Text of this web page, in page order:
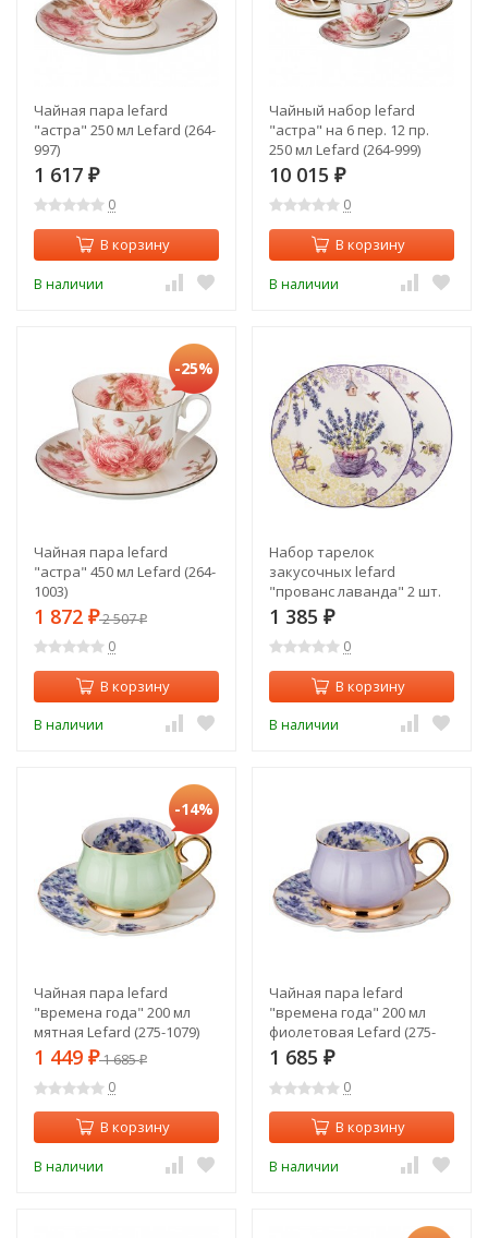
Чайная пара lefard
"астра" 250 мл Lefard (264-
997)
1 617 ₽
0
В корзину
В наличии
Чайный набор lefard
"астра" на 6 пер. 12 пр.
250 мл Lefard (264-999)
10 015 ₽
0
В корзину
В наличии
-25%
Чайная пара lefard
"астра" 450 мл Lefard (264-
1003)
1 872 ₽2 507₽
0
В корзину
В наличии
Набор тарелок
закусочных lefard
"прованс лаванда" 2 шт.
20,5 см Lefard (104-587)
1 385 ₽
0
В корзину
В наличии
-14%
Чайная пара lefard
"времена года" 200 мл
мятная Lefard (275-1079)
1 449 ₽1 685₽
0
В корзину
В наличии
Чайная пара lefard
"времена года" 200 мл
фиолетовая Lefard (275-
1080)
1 685 ₽
0
В корзину
В наличии